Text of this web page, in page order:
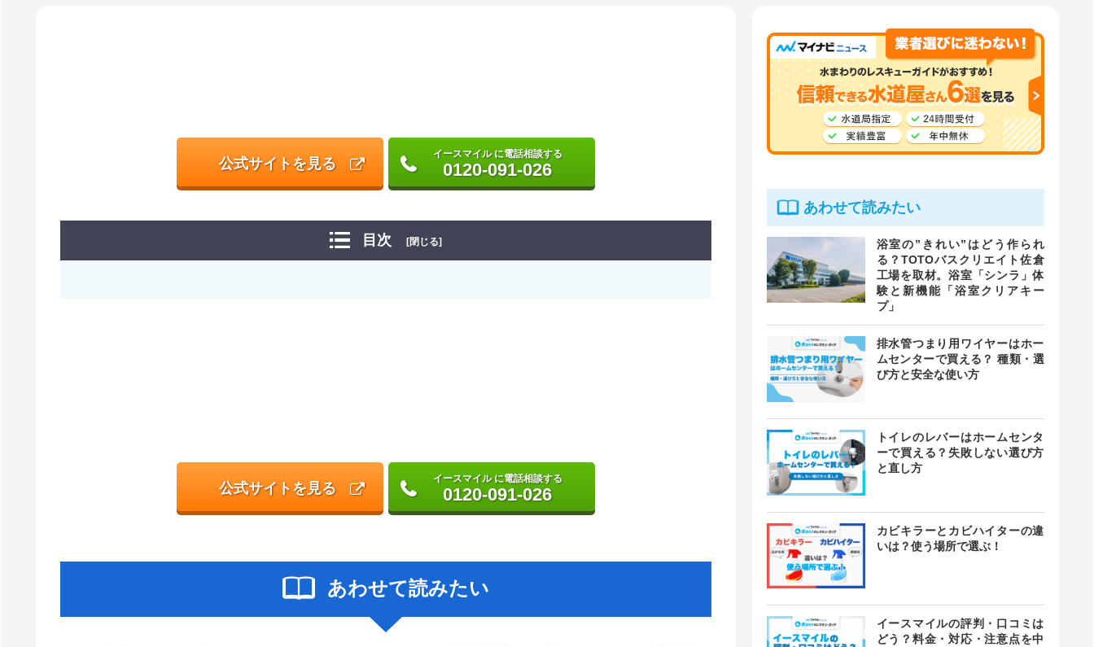
公式サイトを見る
イースマイル に電話相談する
0120-091-026
目次 [閉じる]
公式サイトを見る
イースマイル に電話相談する
0120-091-026
あわせて読みたい
あわせて読みたい
浴室の”きれい”はどう作られ
る？TOTOバスクリエイト佐倉
工場を取材。浴室「シンラ」体
験と新機能「浴室クリアキー
プ」
排水管つまり用ワイヤーはホー
ムセンターで買える？ 種類・選
び方と安全な使い方
トイレのレバーはホームセンタ
ーで買える？失敗しない選び方
と直し方
カビキラーとカビハイターの違
いは？使う場所で選ぶ！
イースマイルの評判・口コミは
どう？料金・対応・注意点を中